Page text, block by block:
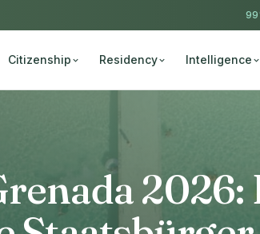
Citizenship Residency Intelligence
2026: